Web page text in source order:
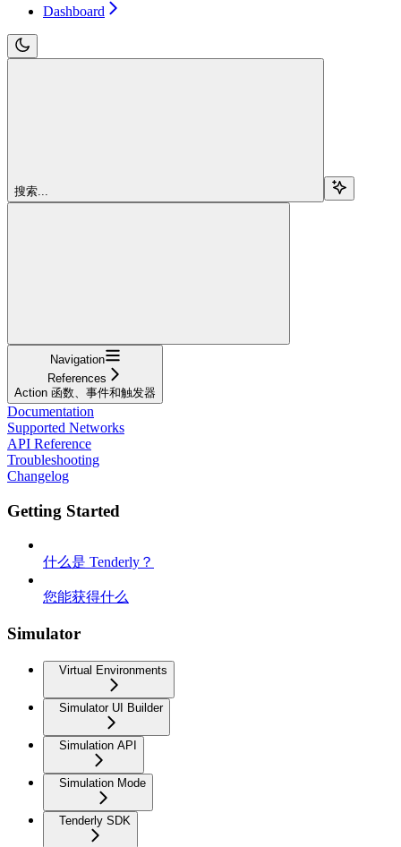
Dashboard
搜索...
Navigation
References
Action 函数、事件和触发器
Documentation
Supported Networks
API Reference
Troubleshooting
Changelog
Getting Started
什么是 Tenderly？
您能获得什么
Simulator
Virtual Environments
Simulator UI Builder
Simulation API
Simulation Mode
Tenderly SDK